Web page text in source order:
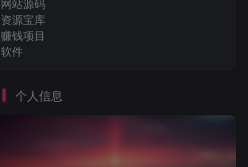
网站源码
资源宝库
赚钱项目
软件
个人信息